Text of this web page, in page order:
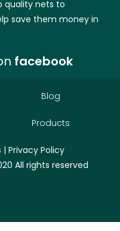
quality nets to
save them money in
facebook
Blog
Products
| Privacy Policy
All rights reserved